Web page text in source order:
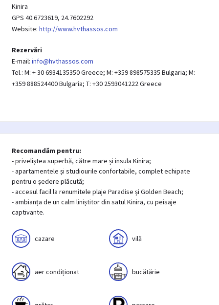
Kinira
GPS 40.6723619, 24.7602292
Website: http://www.hvthassos.com
Rezervări
E-mail: info@hvthassos.com
Tel.: M: + 30 6934135350 Greece; M: +359 898575335 Bulgaria; М:
+359 888524400 Bulgaria; T: +30 2593041222 Greece
Recomandăm pentru:
- priveliștea superbă, către mare și insula Kinira;
- apartamentele și studiourile confortabile, complet echipate
pentru o ședere plăcută;
- accesul facil la renumitele plaje Paradise și Golden Beach;
- ambianța de un calm liniștitor din satul Kinira, cu peisaje
captivante.
cazare vilă
aer condiționat bucătărie